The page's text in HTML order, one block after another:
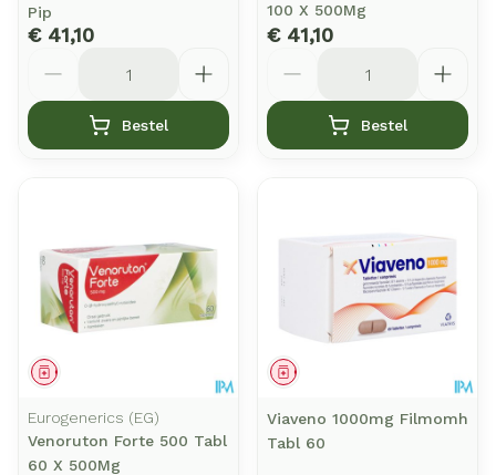
Pip
€ 41,10
Bestel
100 X 500Mg
€ 41,10
Bestel
Geneesmiddel
Eurogenerics (EG)
Venoruton Forte 500 Tabl
60 X 500Mg
Geneesmiddel
Viaveno 1000mg Filmomh
Tabl 60